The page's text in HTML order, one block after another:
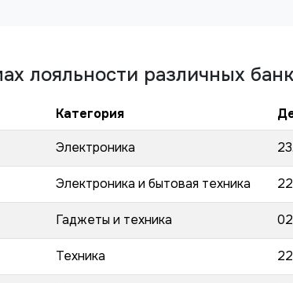
лояльности различных
Категория
Электроника
Электроника и бытовая техника
Гаджеты и техника
Техника